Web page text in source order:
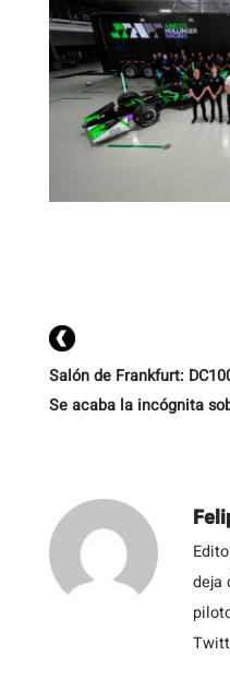
Salón de Frankfurt:
Se acaba la incógnita
deja